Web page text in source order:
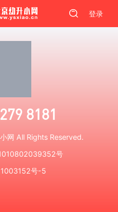
登录
8181
网 All Rights Reserved.
号
号-5